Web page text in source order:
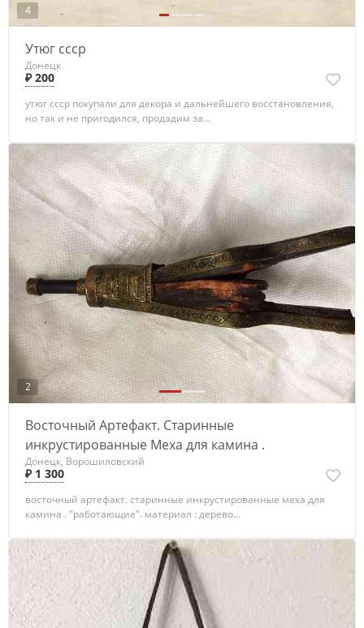
4
Утюг ссср
Донецк
₽ 200
утюг ссср покупали для декора и дальнейшего восстановления,
но так и не пригодился, продадим за...
2
Восточный Артефакт. Старинные
инкрустированные Меха для камина .
Донецк, Ворошиловский
₽ 1 300
восточный артефакт. старинные инкрустированные меха для
камина . "работающие". материал : дерево...